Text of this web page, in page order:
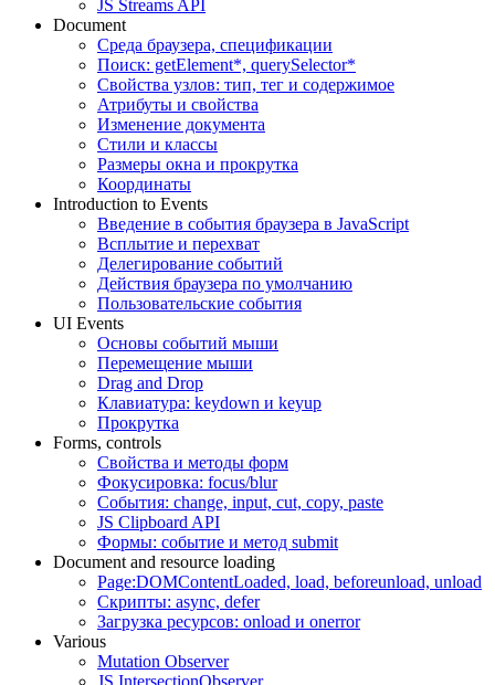
JS Streams API
Document
Среда браузера, спецификации
Поиск: getElement*, querySelector*
Свойства узлов: тип, тег и содержимое
Атрибуты и свойства
Изменение документа
Стили и классы
Размеры окна и прокрутка
Координаты
Introduction to Events
Введение в события браузера в JavaScript
Всплытие и перехват
Делегирование событий
Действия браузера по умолчанию
Пользовательские события
UI Events
Основы событий мыши
Перемещение мыши
Drag and Drop
Клавиатура: keydown и keyup
Прокрутка
Forms, controls
Свойства и методы форм
Фокусировка: focus/blur
События: change, input, cut, copy, paste
JS Clipboard API
Формы: событие и метод submit
Document and resource loading
Page:DOMContentLoaded, load, beforeunload, unload
Скрипты: async, defer
Загрузка ресурсов: onload и onerror
Various
Mutation Observer
JS IntersectionObserver